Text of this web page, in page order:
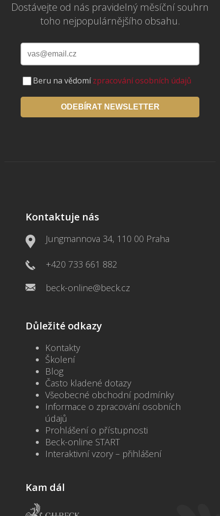
Dostávejte od nás pravidelný měsíční souhrn
toho nejpopulárnějšího obsahu.
Beru na vědomízpracování osobních údajů
ODEBÍRAT NEWSLETTER
Kontaktuje nás
Jungmannova 34, 110 00 Praha
+420 733 661 882
beck-online@beck.cz
Důležité odkazy
Kontakty
Školení
Blog
Často kladené dotazy
Všeobecné obchodní podmínky
Informace o zpracování osobních
údajů
Prohlášení o přístupnosti
Beck-online START
Interaktivní vzory – přihlášení
Kam dál